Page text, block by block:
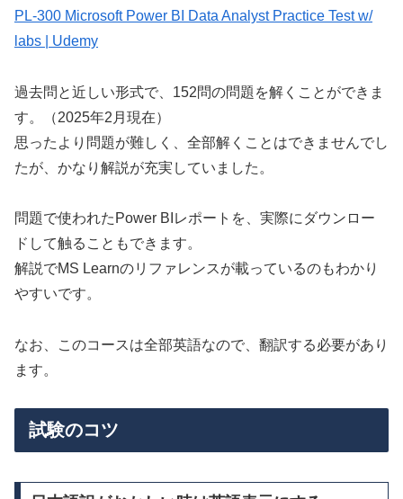
PL-300 Microsoft Power BI Data Analyst Practice Test w/
labs | Udemy
過去問と近しい形式で、152問の問題を解くことができま
す。（2025年2月現在）
思ったより問題が難しく、全部解くことはできませんでし
たが、かなり解説が充実していました。
問題で使われたPower BIレポートを、実際にダウンロー
ドして触ることもできます。
解説でMS Learnのリファレンスが載っているのもわかり
やすいです。
なお、このコースは全部英語なので、翻訳する必要があり
ます。
試験のコツ